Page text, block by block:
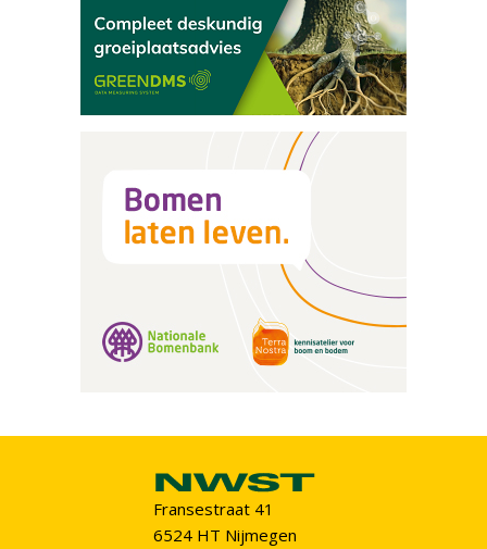
Fransestraat 41
6524 HT Nijmegen